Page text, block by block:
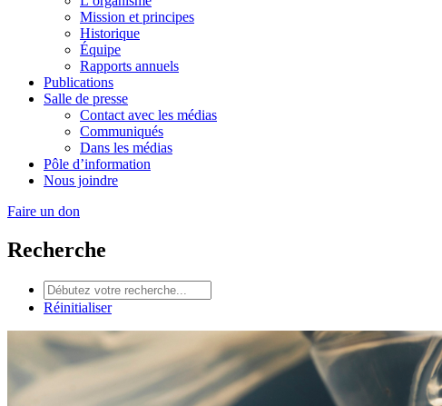
Mission et principes
Historique
Équipe
Rapports annuels
Publications
Salle de presse
Contact avec les médias
Communiqués
Dans les médias
Pôle d’information
Nous joindre
Faire un don
Recherche
Réinitialiser